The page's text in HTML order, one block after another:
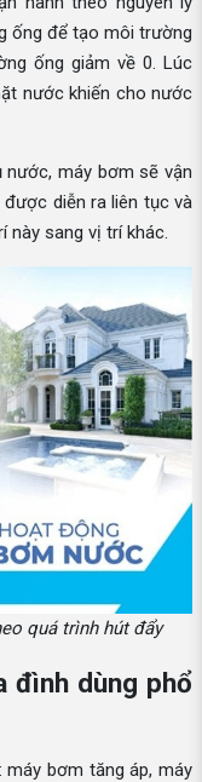
ống để tạo môi trường
ống giảm về 0. Lúc
nước khiến cho nước
máy bơm sẽ vận
diễn ra liên tục và
này sang vị trí khác.
quá trình hút đẩy
đình dùng phổ
máy bơm tăng áp, máy